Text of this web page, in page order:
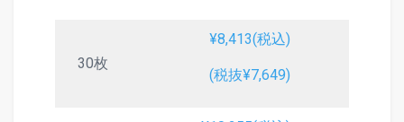
30枚
¥8,413(税込)
(税抜¥7,649)